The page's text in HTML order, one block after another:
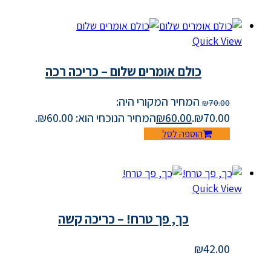
Quick View
כולם אומרים שלום – כריכה רכה
₪70.00
המחיר המקורי היה:
₪70.00.
₪60.00 המחיר הנוכחי הוא: ₪60.00.
הוספה לסל
Quick View
כך, פך טרח! – כריכה קשה
₪42.00